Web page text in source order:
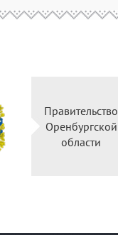
Правительство
Оренбургской
области